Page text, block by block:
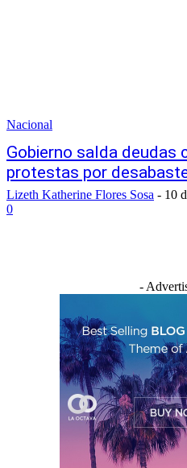
Nacional
Gobierno salda deudas
protestas por
Lizeth Katherine Flores Sosa - 10
0
-